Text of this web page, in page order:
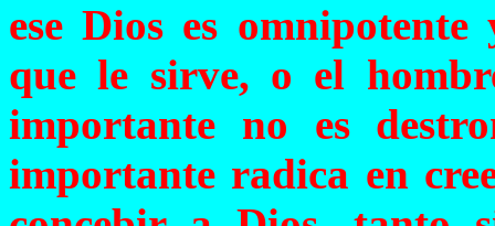
ese Dios es
que le sirve, o el
importante no es
importante radica en